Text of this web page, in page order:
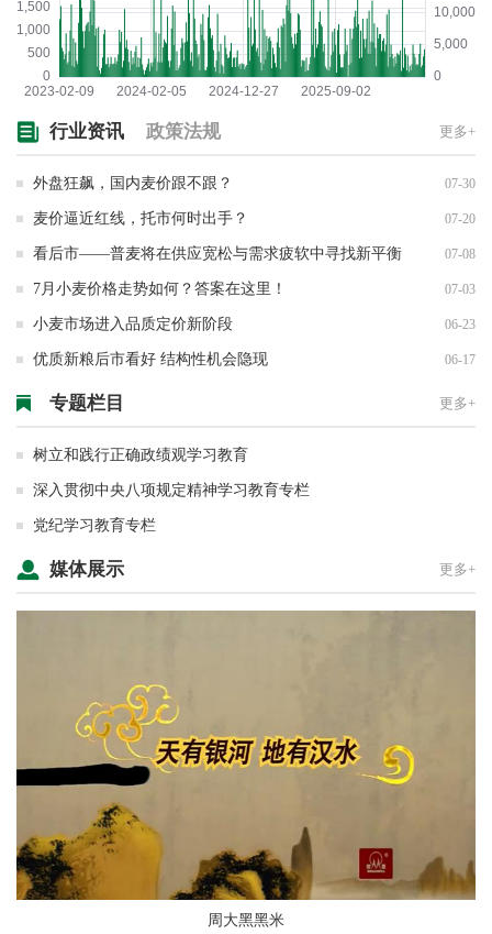
行业资讯 政策法规 更多+
外盘狂飙，国内麦价跟不跟？ 07-30
麦价逼近红线，托市何时出手？ 07-20
看后市——普麦将在供应宽松与需求疲软中寻找新平衡 07-08
7月小麦价格走势如何？答案在这里！ 07-03
小麦市场进入品质定价新阶段 06-23
优质新粮后市看好 结构性机会隐现 06-17
专题栏目 更多+
树立和践行正确政绩观学习教育
深入贯彻中央八项规定精神学习教育专栏
党纪学习教育专栏
媒体展示 更多+
周大黑黑米